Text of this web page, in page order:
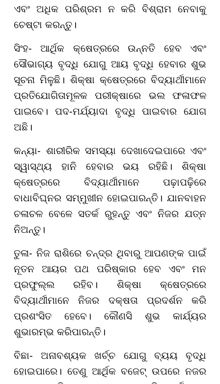
ଏବଂ ଅଧିକ ପରିଶ୍ରମ ନ କରି ବିଶ୍ରାମ ନେବାକୁ
ଚେଷ୍ଟା କରନ୍ତୁ।
ସିଂହ- ଆର୍ଥିକ କ୍ଷେତ୍ରରେ ଉନ୍ନତି ହେବ ଏବଂ
ସୌଭାଗ୍ୟ ବୃଦ୍ଧି ଯୋଗୁ ଆୟ ବୃଦ୍ଧି ହେବାର ଶୁଭ
ସୂଚନା ମିଳୁଛି। ଶିକ୍ଷା କ୍ଷେତ୍ରରେ ବିଦ୍ୟାର୍ଥୀମାନେ
ପ୍ରତିଯୋଗିତାମୂଳକ ପରୀକ୍ଷାରେ ଭଲ ଫଳାଫଳ
ପାଇବେ। ପଦ-ମର୍ଯ୍ୟାଦା ବୃଦ୍ଧି ପାଇବାର ଯୋଗ
ଅଛି।
କନ୍ୟା- ଶାରୀରିକ ସମସ୍ୟା ଦେଖାଦେଇପାରେ ଏବଂ
ସ୍ୱାସ୍ଥ୍ୟ ହାନି ହେବାର ଭୟ ରହିଛି। ଶିକ୍ଷା
କ୍ଷେତ୍ରରେ ବିଦ୍ୟାର୍ଥୀମାନେ ପଢ଼ାପଢ଼ିରେ
ବାଧାବିଘ୍ନର ସମ୍ମୁଖୀନ ହୋଇପାରନ୍ତି। ଯାନବାହନ
ଚଳାଚଳ ବେଳେ ସତର୍କ ରୁହନ୍ତୁ ଏବଂ ନିଜର ଯତ୍ନ
ନିଅନ୍ତୁ।
ତୁଳା- ନିଜ ରାଶିରେ ଚନ୍ଦ୍ର ଥିବାରୁ ଆପଣଙ୍କ ପାଇଁ
ନୂତନ ଆୟର ପଥ ପରିଷ୍କାର ହେବ ଏବଂ ମନ
ପ୍ରଫୁଲ୍ଲ ରହିବ। ଶିକ୍ଷା କ୍ଷେତ୍ରରେ
ବିଦ୍ୟାର୍ଥୀମାନେ ନିଜର ଦକ୍ଷତା ପ୍ରଦର୍ଶନ କରି
ପ୍ରଶଂସିତ ହେବେ। କୌଣସି ଶୁଭ କାର୍ଯ୍ୟର
ଶୁଭାରମ୍ଭ କରିପାରନ୍ତି।
ବିଛା- ଅନାବଶ୍ୟକ ଖର୍ଚ୍ଚ ଯୋଗୁ ବ୍ୟୟ ବୃଦ୍ଧି
ହୋଇପାରେ। ତେଣୁ ଆର୍ଥିକ ବଜେଟ୍ ଉପରେ ନଜର